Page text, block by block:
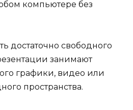
компьютере без
достаточно свободного
занимают
графики, видео или
пространства.